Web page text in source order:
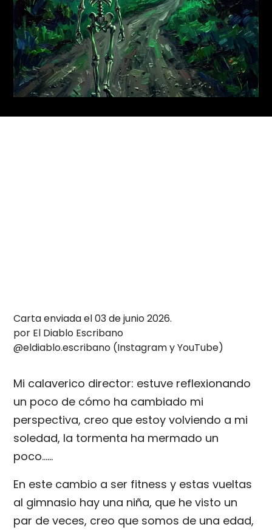
Carta enviada el 03 de junio 2026.
por El Diablo Escribano
@eldiablo.escribano (Instagram y YouTube)
Mi calaverico director: estuve reflexionando
un poco de cómo ha cambiado mi
perspectiva, creo que estoy volviendo a mi
soledad, la tormenta ha mermado un
poco……
En este cambio a ser fitness y estas vueltas
al gimnasio hay una niña, que he visto un
par de veces, creo que somos de una edad,